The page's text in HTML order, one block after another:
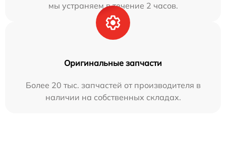
мы устраняем в течение 2 часов.
Оригинальные запчасти
Более 20 тыс. запчастей от производителя в
наличии на собственных складах.